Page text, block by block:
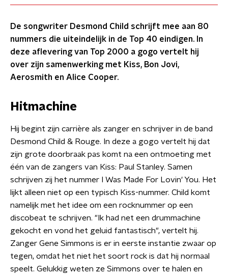
De songwriter Desmond Child schrijft mee aan 80
nummers die uiteindelijk in de Top 40 eindigen. In
deze aflevering van Top 2000 a gogo vertelt hij
over zijn samenwerking met Kiss, Bon Jovi,
Aerosmith en Alice Cooper.
Hitmachine
Hij begint zijn carrière als zanger en schrijver in de band
Desmond Child & Rouge. In deze a gogo vertelt hij dat
zijn grote doorbraak pas komt na een ontmoeting met
één van de zangers van Kiss: Paul Stanley. Samen
schrijven zij het nummer I Was Made For Lovin' You. Het
lijkt alleen niet op een typisch Kiss-nummer. Child komt
namelijk met het idee om een rocknummer op een
discobeat te schrijven. "Ik had net een drummachine
gekocht en vond het geluid fantastisch", vertelt hij.
Zanger Gene Simmons is er in eerste instantie zwaar op
tegen, omdat het niet het soort rock is dat hij normaal
speelt. Gelukkig weten ze Simmons over te halen en